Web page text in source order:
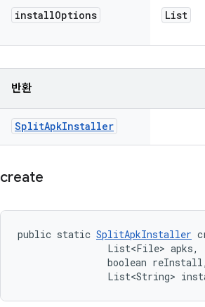
installOptions List
반환
SplitApkInstaller
create
public static SplitApkInstaller
                List<File> apks,
boolean
List<String>